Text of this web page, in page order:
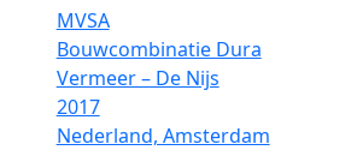
MVSA
Bouwcombinatie Dura
Vermeer – De Nijs
2017
Nederland, Amsterdam